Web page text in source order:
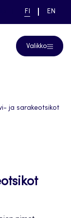
linkki pääsivustolle
NYKYINEN
FI
VAIHDA
EN
Valikko
ja sarakeotsikot